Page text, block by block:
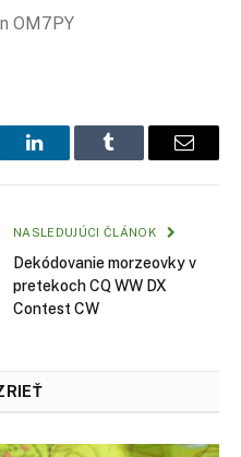
OM7PY
LinkedInTumblr Email
NASLEDUJÚCI ČLÁNOK
Dekódovanie morzeovky v
pretekoch CQ WW DX
Contest CW